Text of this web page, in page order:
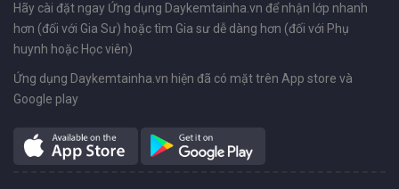
Hãy cài đặt ngay Ứng dụng Daykemtainha.vn để nhận lớp nhanh
hơn (đối với Gia Sư) hoặc tìm Gia sư dễ dàng hơn (đối với Phụ
huynh hoặc Học viên)
Ứng dụng Daykemtainha.vn hiện đã có mặt trên App store và
Google play